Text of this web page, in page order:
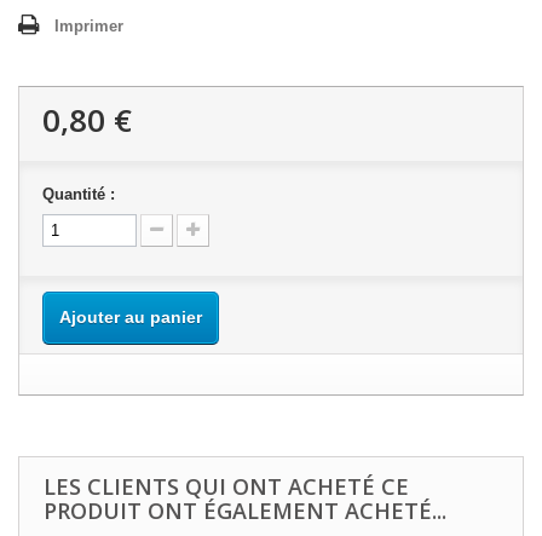
Imprimer
0,80 €
Quantité :
Ajouter au panier
LES CLIENTS QUI ONT ACHETÉ CE
PRODUIT ONT ÉGALEMENT ACHETÉ...